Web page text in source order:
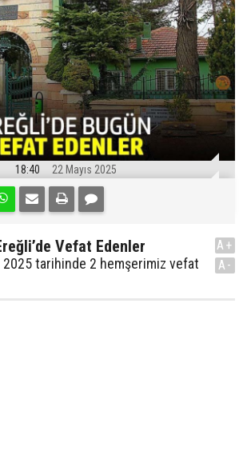
18:40 22 Mayıs 2025
Vefat Edenler
2025 tarihinde 2 hemşerimiz vefat
A+
A-